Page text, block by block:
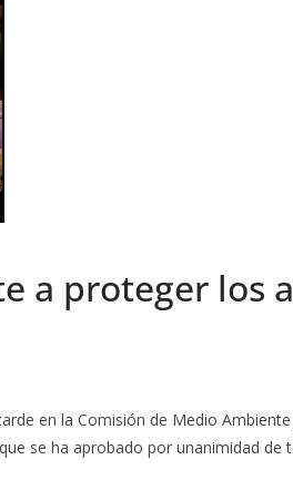
a proteger los
en la Comisión de Medio
se ha aprobado por unanimidad de